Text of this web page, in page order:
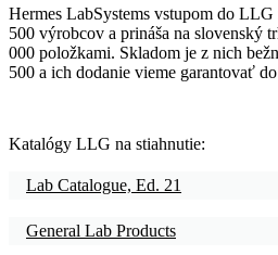
Hermes LabSystems vstupom do
500 výrobcov a prináša na slovenský
000 položkami. Skladom je z nich
500 a ich dodanie vieme garantovať
Katalógy LLG na stiahnutie:
Lab Catalogue, Ed. 21
General Lab Products